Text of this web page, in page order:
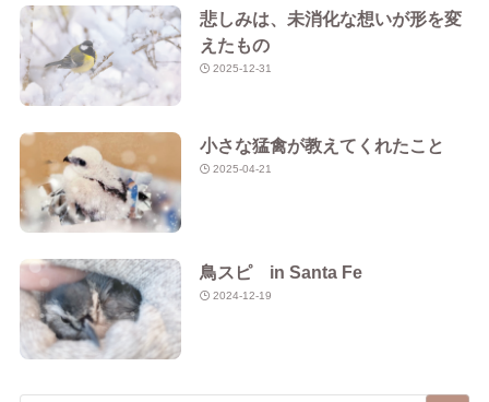
悲しみは、未消化な想いが形を変
えたもの
2025-12-31
小さな猛禽が教えてくれたこと
2025-04-21
鳥スピ in Santa Fe
2024-12-19